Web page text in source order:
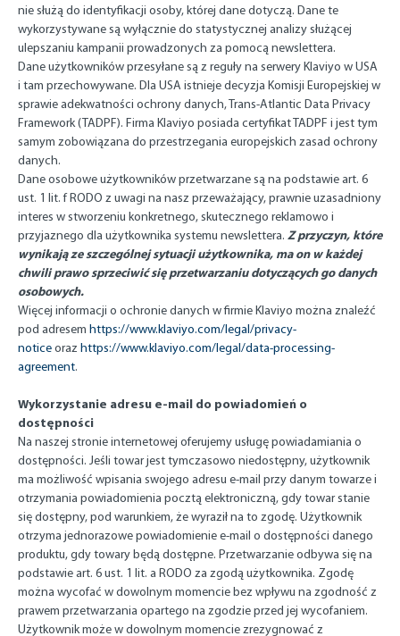
nie służą do identyfikacji osoby, której dane dotyczą. Dane te
wykorzystywane są wyłącznie do statystycznej analizy służącej
ulepszaniu kampanii prowadzonych za pomocą newslettera.
Dane użytkowników przesyłane są z reguły na serwery Klaviyo w USA
i tam przechowywane. Dla USA istnieje decyzja Komisji Europejskiej w
sprawie adekwatności ochrony danych, Trans-Atlantic Data Privacy
Framework (TADPF). Firma Klaviyo posiada certyfikat TADPF i jest tym
samym zobowiązana do przestrzegania europejskich zasad ochrony
danych.
Dane osobowe użytkowników przetwarzane są na podstawie art. 6
ust. 1 lit. f RODO z uwagi na nasz przeważający, prawnie uzasadniony
interes w stworzeniu konkretnego, skutecznego reklamowo i
przyjaznego dla użytkownika systemu newslettera. Z przyczyn, które
wynikają ze szczególnej sytuacji użytkownika, ma on w każdej
chwili prawo sprzeciwić się przetwarzaniu dotyczących go danych
osobowych.
Więcej informacji o ochronie danych w firmie Klaviyo można znaleźć
pod adresem https://www.klaviyo.com/legal/privacy-
noticeoraz https://www.klaviyo.com/legal/data-processing-
agreement.
Wykorzystanie adresu e-mail do powiadomień o
dostępności
Na naszej stronie internetowej oferujemy usługę powiadamiania o
dostępności. Jeśli towar jest tymczasowo niedostępny, użytkownik
ma możliwość wpisania swojego adresu e-mail przy danym towarze i
otrzymania powiadomienia pocztą elektroniczną, gdy towar stanie
się dostępny, pod warunkiem, że wyraził na to zgodę. Użytkownik
otrzyma jednorazowe powiadomienie e-mail o dostępności danego
produktu, gdy towary będą dostępne. Przetwarzanie odbywa się na
podstawie art. 6 ust. 1 lit. a RODO za zgodą użytkownika. Zgodę
można wycofać w dowolnym momencie bez wpływu na zgodność z
prawem przetwarzania opartego na zgodzie przed jej wycofaniem.
Użytkownik może w dowolnym momencie zrezygnować z